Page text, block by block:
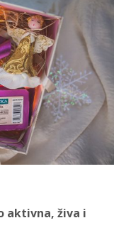
aktivna, živa i